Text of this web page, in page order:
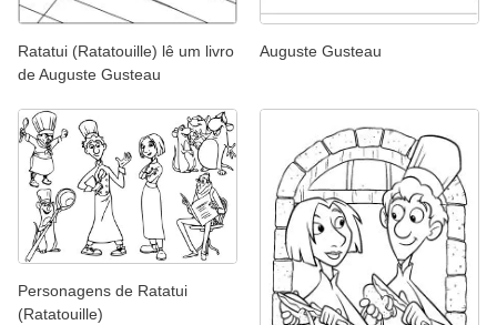
Ratatui (Ratatouille) lê um livro
de Auguste Gusteau
Auguste Gusteau
Personagens de Ratatui
(Ratatouille)